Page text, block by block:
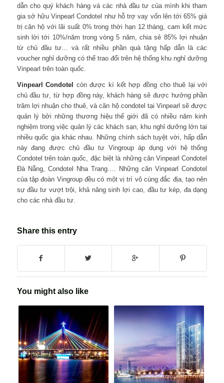
dẫn cho quý khách hàng và các nhà đầu tư của mình khi tham
gia sở hữu Vinpearl Condotel như hỗ trợ vay vốn lên tới 65% giá
trị căn hộ với lãi suất 0% trong thời hạn 12 tháng, cam kết mức
sinh lời tới 10%/năm trong vòng 5 năm, chia sẻ 85% lợi nhuận
từ chủ đầu tư… và rất nhiều phần quà tặng hấp dẫn là các
voucher nghỉ dưỡng có thể trao đổi trên hệ thống khu nghỉ dưỡng
Vinpearl trên toàn quốc.
Vinpearl Condotel
còn được kí kết hợp đồng cho thuê lại với
chủ đầu tư, từ hợp đồng này, khách hàng sẽ được hưởng phần
trăm lợi nhuận cho thuê, và căn hộ condotel tại Vinpearl sẽ được
quản lý bởi những thương hiệu thế giới đã có nhiều năm kinh
nghiệm trong việc quản lý các khách sạn, khu nghỉ dưỡng lớn tại
nhiều quốc gia khác nhau. Những chính sách tuyệt vời, hấp dẫn
này đang được chủ đầu tư Vingroup áp dụng với hệ thống
Condotel trên toàn quốc, đặc biệt là những căn Vinpearl Condotel
Đà Nẵng, Condotel Nha Trang…. Những căn Vinpearl Condotel
của tập đoàn Vingroup đều có một vị trí vô cùng đắc địa, tạo nên
sự đầu tư vượt trội, khả năng sinh lợi cao, đầu tư kép, đa dạng
cho các nhà đầu tư.
Share this entry
You might also like